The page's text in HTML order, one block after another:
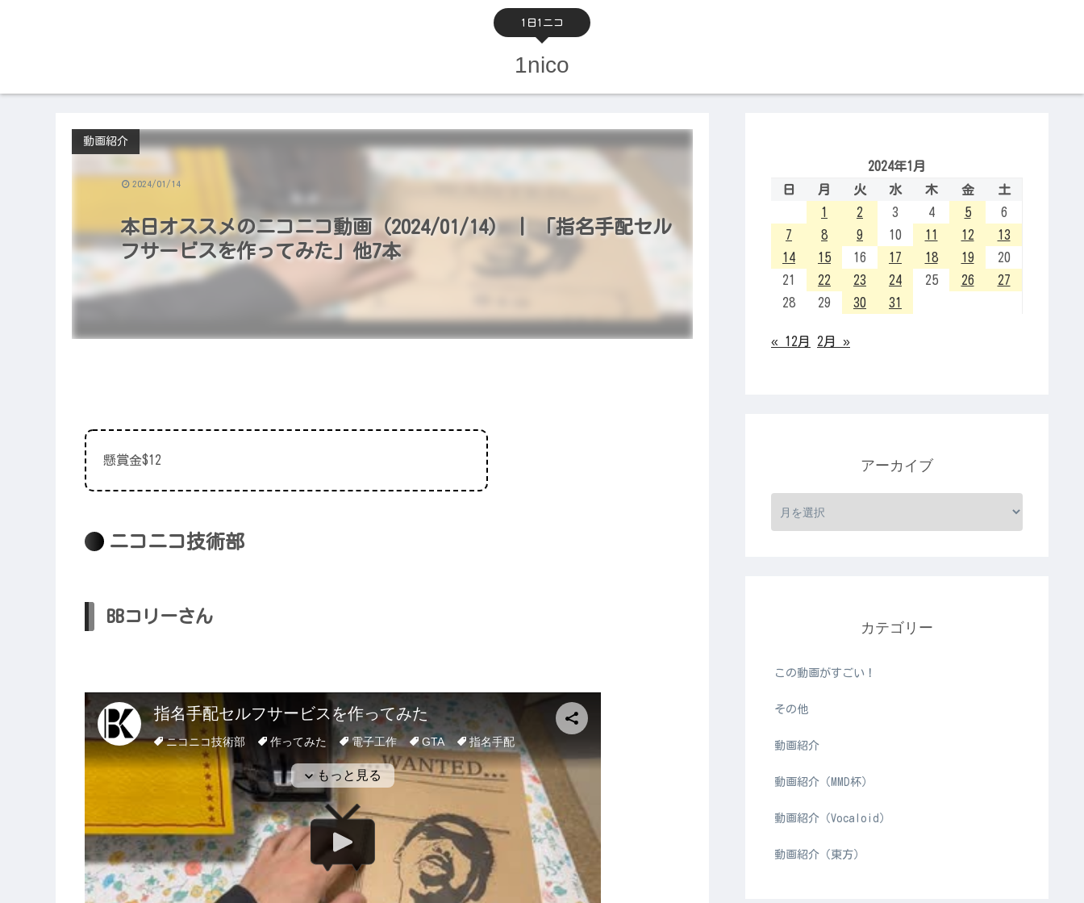
1日1ニコ
1nico
本日オススメのニコニコ動画（2024/01/14） | 「指名手配セル
フサービスを作ってみた」他7本
動画紹介
2024/01/14
懸賞金$12
ニコニコ技術部
BBコリーさん
2024年1月
日
月 火 水 木 金
土
1
2 3 4 5
6
7
8 9 10 11 12
13
14
15 16 17 18 19
20
21
22 23 24 25 26
27
28
29 30 31
« 12月 2月 »
アーカイブ
カテゴリー
この動画がすごい！
その他
動画紹介
動画紹介（MMD杯）
動画紹介（Vocaloid）
動画紹介（東方）